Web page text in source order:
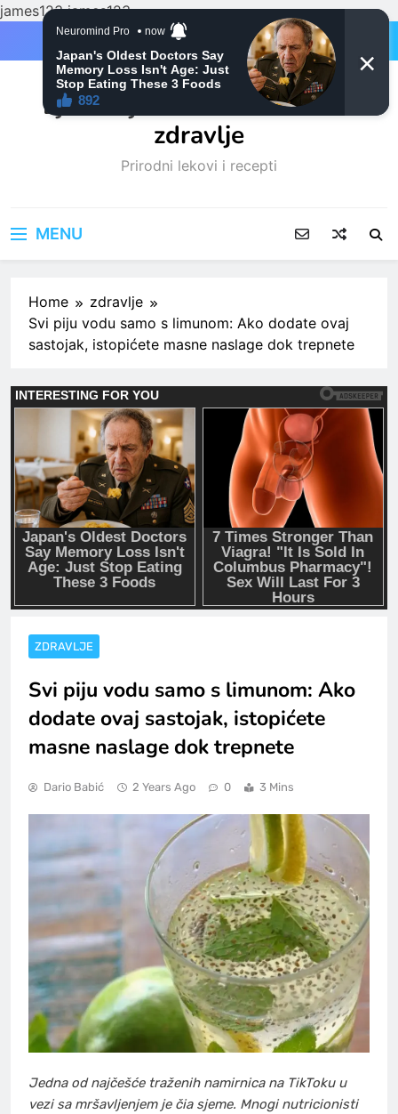
james123james123
Ljubitelji mačaka i Prirodno
zdravlje
Prirodni lekovi i recepti
MENU
Home
zdravlje
Svi piju vodu samo s limunom: Ako dodate ovaj
sastojak, istopićete masne naslage dok trepnete
ZDRAVLJE
Svi piju vodu samo s limunom: Ako
dodate ovaj sastojak, istopićete
masne naslage dok trepnete
Dario Babić 2 Years Ago 0 3 Mins
Jedna od najčešće traženih namirnica na TikToku u
vezi sa mršavljenjem je čia sjeme. Mnogi nutricionisti